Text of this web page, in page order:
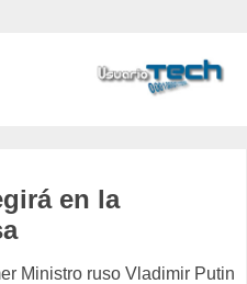
en la
Ministro ruso Vladimir Putin